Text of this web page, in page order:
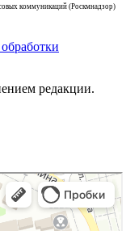
коммуникаций (Роскмнадзор)
редакции.